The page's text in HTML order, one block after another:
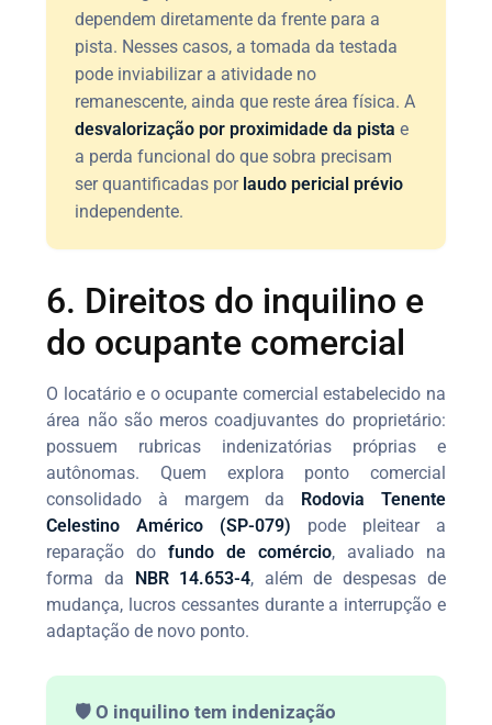
dependem diretamente da frente para a
pista. Nesses casos, a tomada da testada
pode inviabilizar a atividade no
remanescente, ainda que reste área física. A
desvalorização por proximidade da pista e
a perda funcional do que sobra precisam
ser quantificadas por laudo pericial prévio
independente.
6. Direitos do inquilino e
do ocupante comercial
O locatário e o ocupante comercial estabelecido na
área não são meros coadjuvantes do proprietário:
possuem rubricas indenizatórias próprias e
autônomas. Quem explora ponto comercial
consolidado à margem da Rodovia Tenente
Celestino Américo (SP-079) pode pleitear a
reparação dofundo de comércio, avaliado na
forma da NBR 14.653-4, além de despesas de
mudança, lucros cessantes durante a interrupção e
adaptação de novo ponto.
🛡️ O inquilino tem indenização